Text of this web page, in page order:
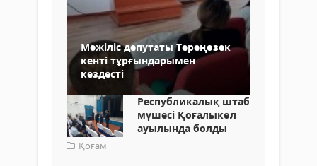
Мәжіліс депутаты Тереңөзек
кенті тұрғындарымен
кездесті
Республикалық штаб
мүшесі Қоғалыкөл
ауылында болды
Қоғам